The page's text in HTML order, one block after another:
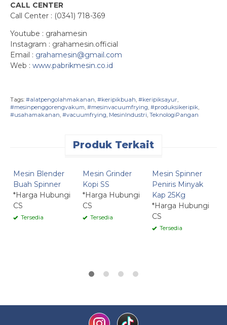
CALL CENTER
Call Center : (0341) 718-369
Youtube : grahamesin
Instagram : grahamesin.official
Email : grahamesin@gmail.com
Web : www.pabrikmesin.co.id
Tags: #alatpengolahmakanan, #keripikbuah, #keripiksayur,
#mesinpenggorengvakum, #mesinvacuumfrying, #produksikeripik,
#usahamakanan, #vacuumfrying, MesinIndustri, TeknologiPangan
Produk Terkait
Mesin Blender
Buah Spinner
*Harga Hubungi
CS
Tersedia
Mesin Grinder
Kopi SS
*Harga Hubungi
CS
Tersedia
Mesin Spinner
Peniris Minyak
Kap 25Kg
*Harga Hubungi
CS
Tersedia